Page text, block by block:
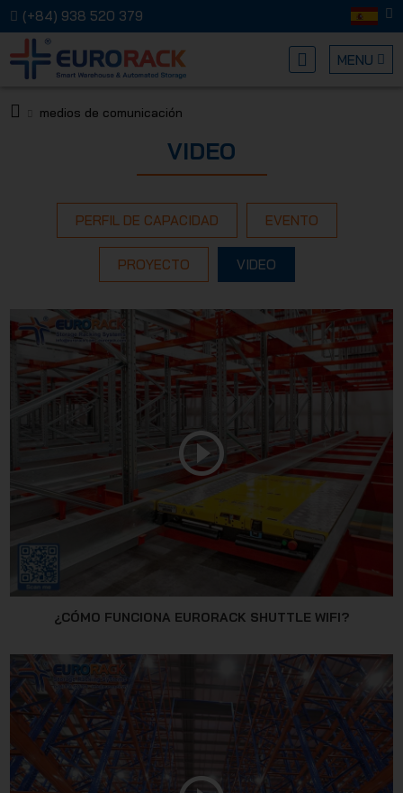
(+84) 938 520 379
MENU
JSC
medios de comunicación
VIDEO
PERFIL DE CAPACIDAD EVENTO
PROYECTO VIDEO
¿CÓMO FUNCIONA EURORACK SHUTTLE WIFI?